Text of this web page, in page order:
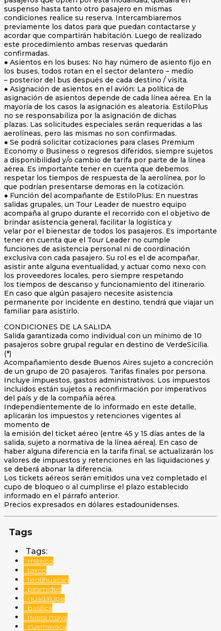
suspenso hasta tanto otro pasajero en mismas
condiciones realice su reserva. Intercambiaremos
previamente los datos para que puedan contactarse y
acordar que compartirán habitación. Luego de realizado
este procedimiento ambas reservas quedarán
confirmadas.
● Asientos en los buses: No hay número de asiento fijo en
los buses, todos rotan en el sector delantero – medio
– posterior del bus después de cada destino / visita.
● Asignación de asientos en el avión: La política de
asignación de asientos depende de cada línea aérea. En la
mayoría de los casos la asignación es aleatoria. EstiloPlus
no se responsabiliza por la asignación de dichas
plazas. Las solicitudes especiales serán requeridas a las
aerolíneas, pero las mismas no son confirmadas.
● Se podrá solicitar cotizaciones para clases Premium
Economy o Business o regresos diferidos, siempre sujetos
a disponibilidad y/o cambio de tarifa por parte de la línea
aérea. Es importante tener en cuenta que debemos
respetar los tiempos de respuesta de la aerolínea, por lo
que podrían presentarse demoras en la cotización.
● Función del acompañante de EstiloPlus: En nuestras
salidas grupales, un Tour Leader de nuestro equipo
acompaña al grupo durante el recorrido con el objetivo de
brindar asistencia general, facilitar la logística y
velar por el bienestar de todos los pasajeros. Es importante
tener en cuenta que el Tour Leader no cumple
funciones de asistencia personal ni de coordinación
exclusiva con cada pasajero. Su rol es el de acompañar,
asistir ante alguna eventualidad, y actuar como nexo con
los proveedores locales, pero siempre respetando
los tiempos de descanso y funcionamiento del itinerario.
En caso que algún pasajero necesite asistencia
permanente por incidente en destino, tendrá que viajar un
familiar para asistirlo.
CONDICIONES DE LA SALIDA
Salida garantizada como individual con un mínimo de 10
pasajeros sobre grupal regular en destino de VerdeSicilia.
(*)
Acompañamiento desde Buenos Aires sujeto a concreción
de un grupo de 20 pasajeros. Tarifas finales por persona.
Incluye impuestos, gastos administrativos. Los impuestos
incluidos están sujetos a reconfirmación por imperativos
del país y de la compañía aérea.
Independientemente de lo informado en este detalle,
aplicarán los impuestos y retenciones vigentes al
momento de
la emisión del ticket aéreo (entre 45 y 15 días antes de la
salida, sujeto a normativa de la línea aérea). En caso de
haber alguna diferencia en la tarifa final, se actualizarán los
valores de impuestos y retenciones en las liquidaciones y
se deberá abonar la diferencia.
Los tickets aéreos serán emitidos una vez completado el
cupo de bloqueo o al cumplirse el plazo establecido
informado en el párrafo anterior.
Precios expresados en dólares estadounidenses.
Tags
Tags:
mexico
taxco
teotihuacan
piramides
guadalupe
basilica
riviera maya
cuernavaca